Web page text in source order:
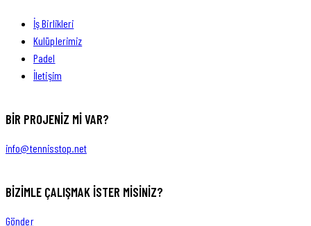
İş Birlikleri
Kulüplerimiz
Padel
İletişim
facebook-
1
twitter-
new
dribble-
new
instagram
BIR PROJENIZ MI VAR?
info@tennisstop.net
BIZIMLE ÇALIŞMAK İSTER MISINIZ?
Gönder